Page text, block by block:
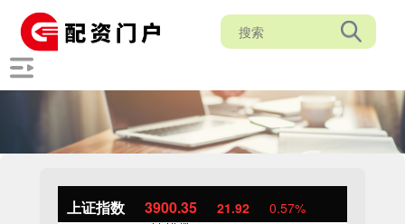
上证指数 3900.35 21.92 0.57%